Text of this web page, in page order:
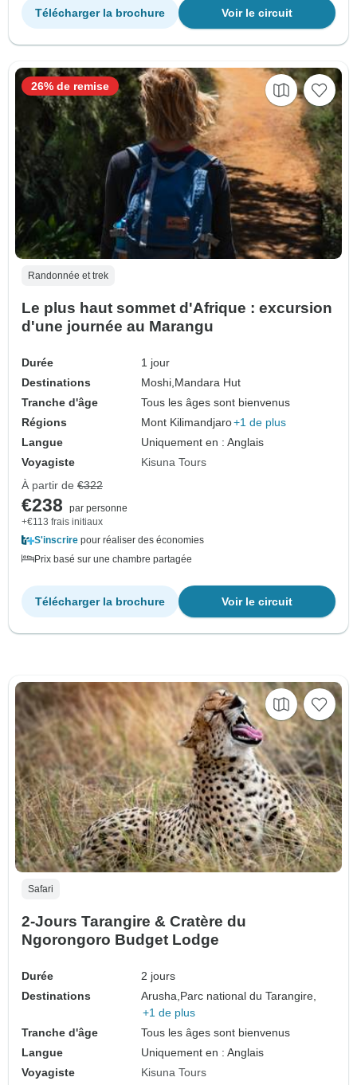
Voir le circuit
Télécharger la brochure
Randonnée et trek
Le plus haut sommet d'Afrique : excursion
d'une journée au Marangu
Durée
1 jour
Destinations
Moshi, Mandara Hut
Tranche d'âge
Tous les âges sont bienvenus
Régions
Mont Kilimandjaro+1 de plus
Langue
Uniquement en : Anglais
Voyagiste
Kisuna Tours
26% de remise
À partir de €322
€238
par personne
+€113 frais initiaux
S'inscrire pour réaliser des économies
Prix basé sur une chambre partagée
Voir le circuit
Télécharger la brochure
Safari
2-Jours Tarangire & Cratère du
Ngorongoro Budget Lodge
Durée
2 jours
Destinations
Arusha, Parc national du Tarangire,
+1 de plus
Tranche d'âge
Tous les âges sont bienvenus
Langue
Uniquement en : Anglais
Voyagiste
Kisuna Tours